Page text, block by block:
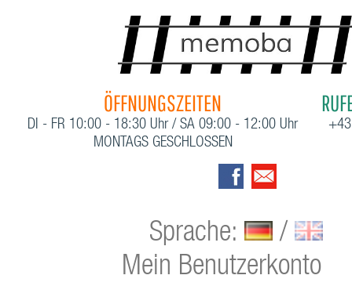
ÖFFNUNGSZEITEN
DI - FR 10:00 - 18:30 Uhr / SA 09:00 - 12:00 Uhr
MONTAGS GESCHLOSSEN
Sprache:
/
Mein Benutzerkonto